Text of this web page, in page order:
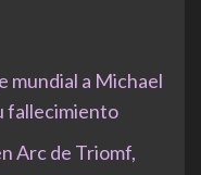
mundial a Michael
fallecimiento
Arc de Triomf,